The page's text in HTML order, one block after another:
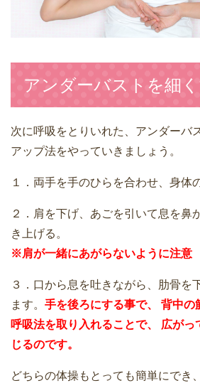
アンダーバストを細
次に呼吸をとりいれた、アンダーバ
アップ法をやっていきましょう。
１．両手を手のひらを合わせ、身体
２．肩を下げ、あごを引いて息を鼻
き上げる。
※肩が一緒にあがらないように注意
３．口から息を吐きながら、肋骨を
ます。 手を後ろにする事で、 背中の
呼吸法を取り入れることで、
広がっ
じるのです。
どちらの体操もとっても簡単にでき